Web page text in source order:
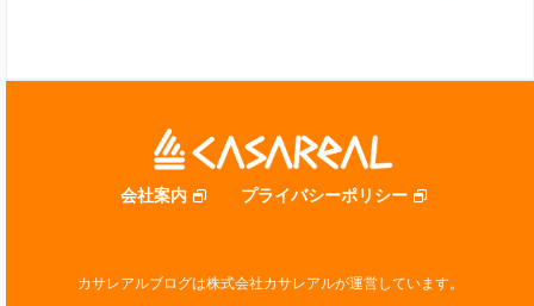
会社案内 プライバシーポリシー
カサレアルブログは株式会社カサレアルが運営しています。